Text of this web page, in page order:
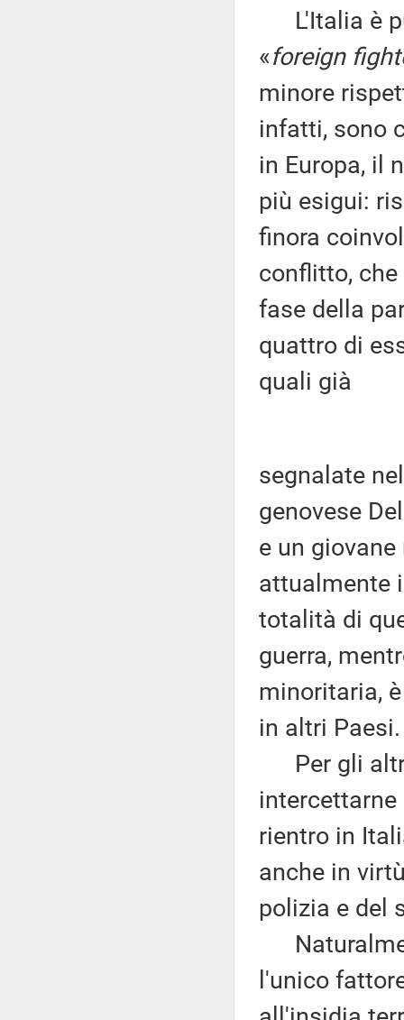
L'Italia è
«foreign
minore
infatti, sono
in Europa, il
più esigui:
finora
conflitto,
fase della
quattro di
quali già
segnalate
genovese
e un
attualmente
totalità di
guerra,
minoritaria,
in altri Paesi.
Per gli altri
rientro in
anche in
polizia e del
l'unico